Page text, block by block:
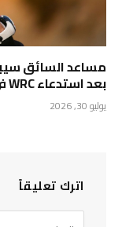
مساعد السائق
بعد استدعاء WRC في اللحظة الأخيرة
يوليو 30, 2026
اترك تعليقاً